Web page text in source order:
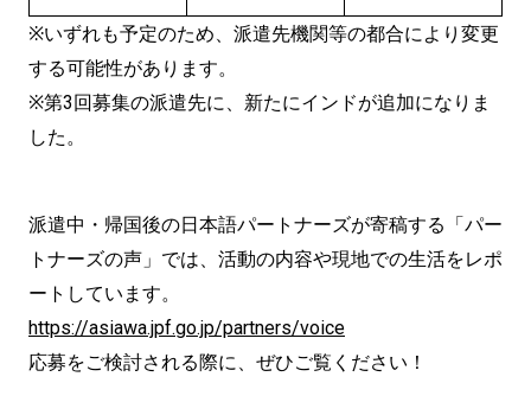
※いずれも予定のため、派遣先機関等の都合により変更
する可能性があります。
※第3回募集の派遣先に、新たにインドが追加になりま
した。
派遣中・帰国後の日本語パートナーズが寄稿する「パー
トナーズの声」では、活動の内容や現地での生活をレポ
ートしています。
https://asiawa.jpf.go.jp/partners/voice
応募をご検討される際に、ぜひご覧ください！